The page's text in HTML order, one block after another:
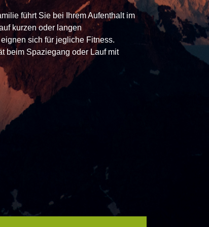
führt Sie bei Ihrem Aufenthalt im
kurzen oder langen
sich für jegliche Fitness.
beim Spaziegang oder Lauf mit